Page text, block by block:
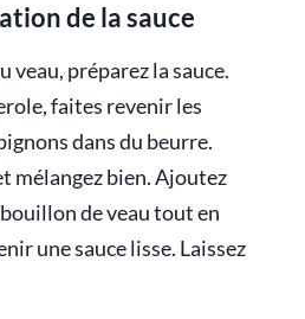
de la sauce
veau, préparez la sauce.
faites revenir les
dans du beurre.
mélangez bien. Ajoutez
de veau tout en
une sauce lisse. Laissez